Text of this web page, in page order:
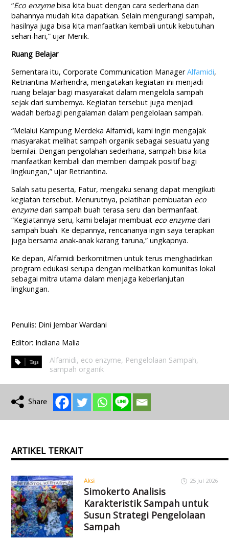
“Eco enzymebisa kita buat dengan cara sederhana dan
bahannya mudah kita dapatkan. Selain mengurangi sampah,
hasilnya juga bisa kita manfaatkan kembali untuk kebutuhan
sehari-hari,” ujar Menik.
Ruang Belajar
Sementara itu, Corporate Communication ManagerAlfamidi,
Retriantina Marhendra, mengatakan kegiatan ini menjadi
ruang belajar bagi masyarakat dalam mengelola sampah
sejak dari sumbernya. Kegiatan tersebut juga menjadi
wadah berbagi pengalaman dalam pengelolaan sampah.
“Melalui Kampung Merdeka Alfamidi, kami ingin mengajak
masyarakat melihat sampah organik sebagai sesuatu yang
bernilai. Dengan pengolahan sederhana, sampah bisa kita
manfaatkan kembali dan memberi dampak positif bagi
lingkungan,” ujar Retriantina.
Salah satu peserta, Fatur, mengaku senang dapat mengikuti
kegiatan tersebut. Menurutnya, pelatihan pembuatan eco
enzymedari sampah buah terasa seru dan bermanfaat.
“Kegiatannya seru, kami belajar membuat eco enzymedari
sampah buah. Ke depannya, rencananya ingin saya terapkan
juga bersama anak-anak karang taruna,” ungkapnya.
Ke depan, Alfamidi berkomitmen untuk terus menghadirkan
program edukasi serupa dengan melibatkan komunitas lokal
sebagai mitra utama dalam menjaga keberlanjutan
lingkungan.
Penulis: Dini Jembar Wardani
Editor: Indiana Malia
Alfamidi, eco enzyme, Pengelolaan Sampah,
sampah organik
ARTIKEL TERKAIT
Aksi 25 Jul 2026
Simokerto Analisis
Karakteristik Sampah untuk
Susun Strategi Pengelolaan
Sampah